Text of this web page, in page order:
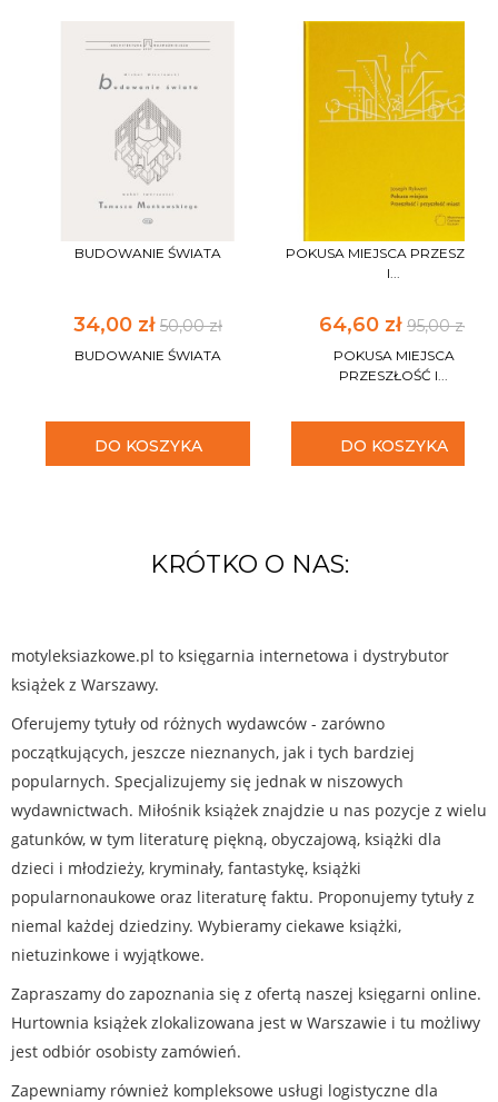
BUDOWANIE ŚWIATA
34,00 zł 50,00 zł
BUDOWANIE ŚWIATA
DO KOSZYKA
POKUSA MIEJSCA
I...
64,60 zł 95,00 zł
POKUSA MIEJSCA
PRZESZŁOŚĆ I...
DO KOSZYKA
KRÓTKO O NAS:
motyleksiazkowe.pl to księgarnia internetowa i dystrybutor
książek z Warszawy.
Oferujemy tytuły od różnych wydawców - zarówno
początkujących, jeszcze nieznanych, jak i tych bardziej
popularnych. Specjalizujemy się jednak w niszowych
wydawnictwach. Miłośnik książek znajdzie u nas pozycje z wielu
gatunków, w tym literaturę piękną, obyczajową, książki dla
dzieci i młodzieży, kryminały, fantastykę, książki
popularnonaukowe oraz literaturę faktu. Proponujemy tytuły z
niemal każdej dziedziny. Wybieramy ciekawe książki,
nietuzinkowe i wyjątkowe.
Zapraszamy do zapoznania się z ofertą naszej księgarni online.
Hurtownia książek zlokalizowana jest w Warszawie i tu możliwy
jest odbiór osobisty zamówień.
Zapewniamy również kompleksowe usługi logistyczne dla